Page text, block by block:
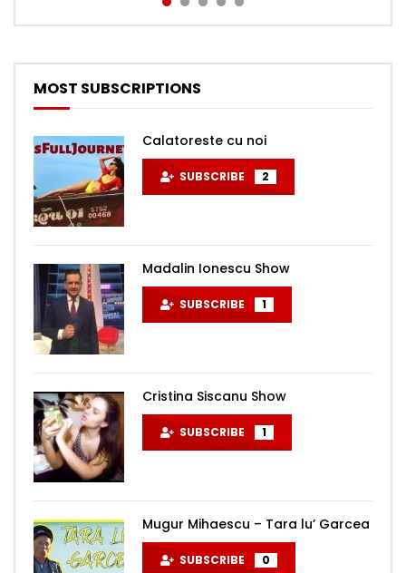
MOST SUBSCRIPTIONS
Calatoreste cu noi
SUBSCRIBE 2
Madalin Ionescu Show
SUBSCRIBE 1
Cristina Siscanu Show
SUBSCRIBE 1
Mugur Mihaescu – Tara lu’ Garcea
SUBSCRIBE 0